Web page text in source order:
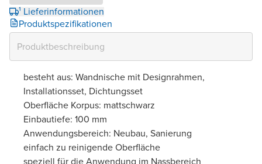
¹ Lieferinformationen
Produktspezifikationen
besteht aus: Wandnische mit Designrahmen,
Installationsset, Dichtungsset
Oberfläche Korpus: mattschwarz
Einbautiefe: 100 mm
Anwendungsbereich: Neubau, Sanierung
einfach zu reinigende Oberfläche
speziell für die Anwendung im Nassbereich